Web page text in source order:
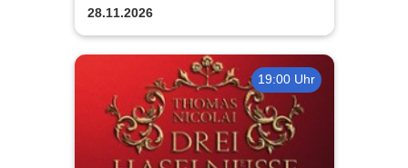
28.11.2026
19:00 Uhr